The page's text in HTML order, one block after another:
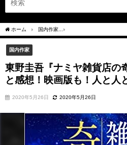
ホーム 国内作家
国内作家
東野圭吾『ナミヤ雑貨店の
と感想！映画版も！人と人
2020年5月26日 2020年5月26日